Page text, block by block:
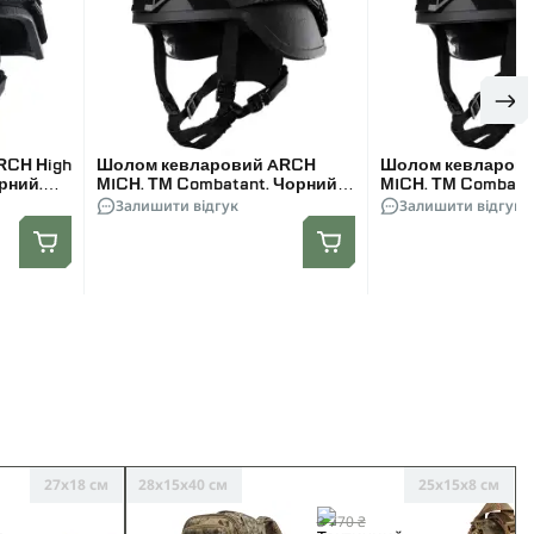
High
Шолом кевларовий ARCH
MICH. ТМ Combatant. Чорний.
Розмір S
Залишити відгук
Шолом
MICH. ТМ
Розмір M
Залишити відгук
27х18 см
28х15х40 см
3 770 ₴
25х15х8 см